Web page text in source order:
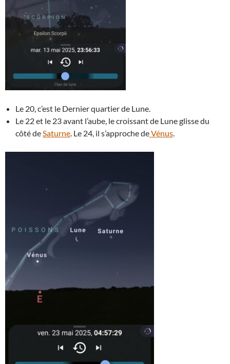
Le 20, c’est le Dernier quartier de Lune.
Le 22 et le 23 avant l’aube, le croissant de Lune glisse du
côté deSaturne. Le 24, il s’approche deVénus.